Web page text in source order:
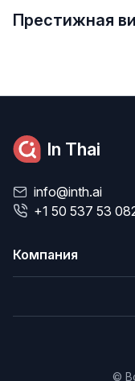
Престижная
In Thai
info@inth.ai
+1 50 537 53
Компания
©